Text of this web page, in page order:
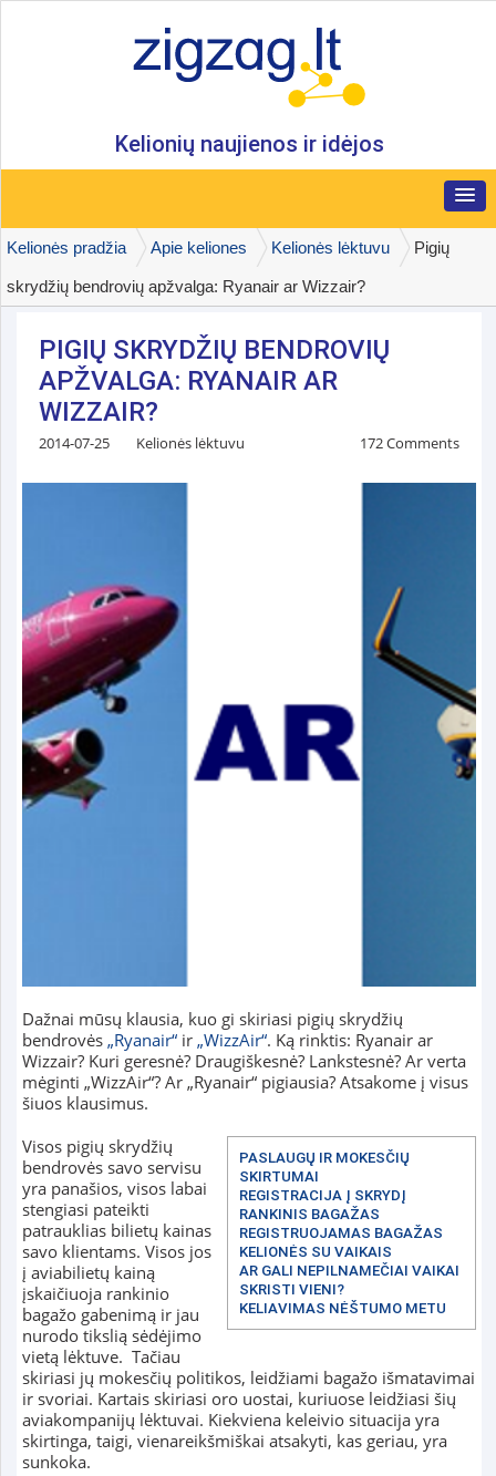
Kelionių naujienos ir idėjos
Kelionės pradžia Apie keliones Kelionės lėktuvu Pigių
skrydžių bendrovių apžvalga: Ryanair ar Wizzair?
PIGIŲ SKRYDŽIŲ BENDROVIŲ
APŽVALGA: RYANAIR AR
WIZZAIR?
2014-07-25 Kelionės lėktuvu 172 Comments
Dažnai mūsų klausia, kuo gi skiriasi pigių skrydžių
bendrovės „Ryanair“ir „WizzAir“. Ką rinktis: Ryanair ar
Wizzair? Kuri geresnė? Draugiškesnė? Lankstesnė? Ar verta
mėginti „WizzAir“? Ar „Ryanair“ pigiausia? Atsakome į visus
šiuos klausimus.
PASLAUGŲ IR MOKESČIŲ
SKIRTUMAI
REGISTRACIJA Į SKRYDĮ
RANKINIS BAGAŽAS
REGISTRUOJAMAS BAGAŽAS
KELIONĖS SU VAIKAIS
AR GALI NEPILNAMEČIAI VAIKAI
SKRISTI VIENI?
KELIAVIMAS NĖŠTUMO METU
Visos pigių skrydžių
bendrovės savo servisu
yra panašios, visos labai
stengiasi pateikti
patrauklias bilietų kainas
savo klientams. Visos jos
į aviabilietų kainą
įskaičiuoja rankinio
bagažo gabenimą ir jau
nurodo tikslią sėdėjimo
vietą lėktuve. Tačiau
skiriasi jų mokesčių politikos, leidžiami bagažo išmatavimai
ir svoriai. Kartais skiriasi oro uostai, kuriuose leidžiasi šių
aviakompanijų lėktuvai. Kiekviena keleivio situacija yra
skirtinga, taigi, vienareikšmiškai atsakyti, kas geriau, yra
sunkoka.